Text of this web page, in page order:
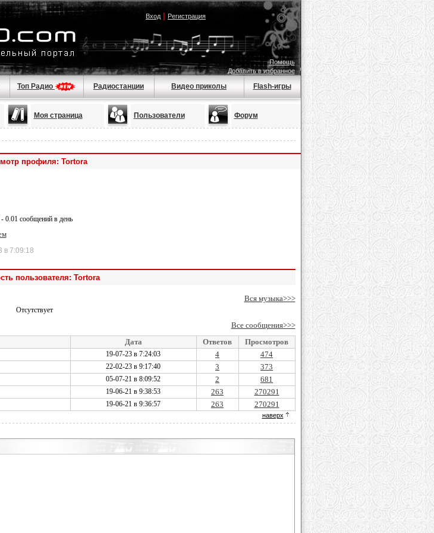
Вход| Регистрация
Помощь
Добавить в избранное
Топ Радио Радиостанции Видео приколы Flash-игры
Моя страница Пользователи Форум
профиля: Tortora
0.01 сообщений в день
7:09:18
пользователя: Tortora
Вся музыка>>>
Отсутствует
Все сообщения>>>
Дата Ответов Просмотров
19-07-23 в 7:24:03 4 474
22-02-23 в 9:17:40 3 373
05-07-21 в 8:09:52 2 681
19-06-21 в 9:38:53 263 270291
19-06-21 в 9:36:57 263 270291
наверх